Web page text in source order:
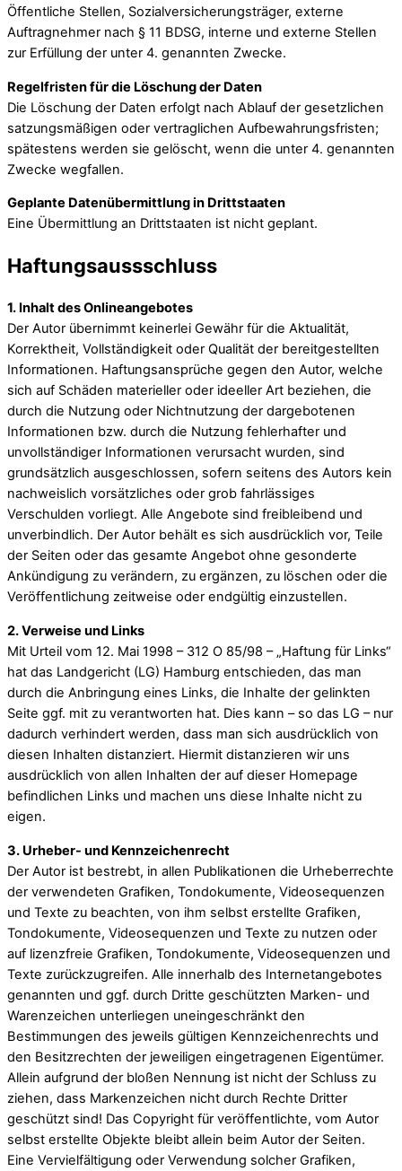
Öffentliche Stellen, Sozialversicherungsträger, externe
Auftragnehmer nach § 11 BDSG, interne und externe Stellen
zur Erfüllung der unter 4. genannten Zwecke.
Regelfristen für die Löschung der Daten
Die Löschung der Daten erfolgt nach Ablauf der gesetzlichen
satzungsmäßigen oder vertraglichen Aufbewahrungsfristen;
spätestens werden sie gelöscht, wenn die unter 4. genannten
Zwecke wegfallen.
Geplante Datenübermittlung in Drittstaaten
Eine Übermittlung an Drittstaaten ist nicht geplant.
Haftungsaussschluss
1. Inhalt des Onlineangebotes
Der Autor übernimmt keinerlei Gewähr für die Aktualität,
Korrektheit, Vollständigkeit oder Qualität der bereitgestellten
Informationen. Haftungsansprüche gegen den Autor, welche
sich auf Schäden materieller oder ideeller Art beziehen, die
durch die Nutzung oder Nichtnutzung der dargebotenen
Informationen bzw. durch die Nutzung fehlerhafter und
unvollständiger Informationen verursacht wurden, sind
grundsätzlich ausgeschlossen, sofern seitens des Autors kein
nachweislich vorsätzliches oder grob fahrlässiges
Verschulden vorliegt. Alle Angebote sind freibleibend und
unverbindlich. Der Autor behält es sich ausdrücklich vor, Teile
der Seiten oder das gesamte Angebot ohne gesonderte
Ankündigung zu verändern, zu ergänzen, zu löschen oder die
Veröffentlichung zeitweise oder endgültig einzustellen.
2. Verweise und Links
Mit Urteil vom 12. Mai 1998 – 312 O 85/98 – „Haftung für Links“
hat das Landgericht (LG) Hamburg entschieden, das man
durch die Anbringung eines Links, die Inhalte der gelinkten
Seite ggf. mit zu verantworten hat. Dies kann – so das LG – nur
dadurch verhindert werden, dass man sich ausdrücklich von
diesen Inhalten distanziert. Hiermit distanzieren wir uns
ausdrücklich von allen Inhalten der auf dieser Homepage
befindlichen Links und machen uns diese Inhalte nicht zu
eigen.
3. Urheber- und Kennzeichenrecht
Der Autor ist bestrebt, in allen Publikationen die Urheberrechte
der verwendeten Grafiken, Tondokumente, Videosequenzen
und Texte zu beachten, von ihm selbst erstellte Grafiken,
Tondokumente, Videosequenzen und Texte zu nutzen oder
auf lizenzfreie Grafiken, Tondokumente, Videosequenzen und
Texte zurückzugreifen. Alle innerhalb des Internetangebotes
genannten und ggf. durch Dritte geschützten Marken- und
Warenzeichen unterliegen uneingeschränkt den
Bestimmungen des jeweils gültigen Kennzeichenrechts und
den Besitzrechten der jeweiligen eingetragenen Eigentümer.
Allein aufgrund der bloßen Nennung ist nicht der Schluss zu
ziehen, dass Markenzeichen nicht durch Rechte Dritter
geschützt sind! Das Copyright für veröffentlichte, vom Autor
selbst erstellte Objekte bleibt allein beim Autor der Seiten.
Eine Vervielfältigung oder Verwendung solcher Grafiken,